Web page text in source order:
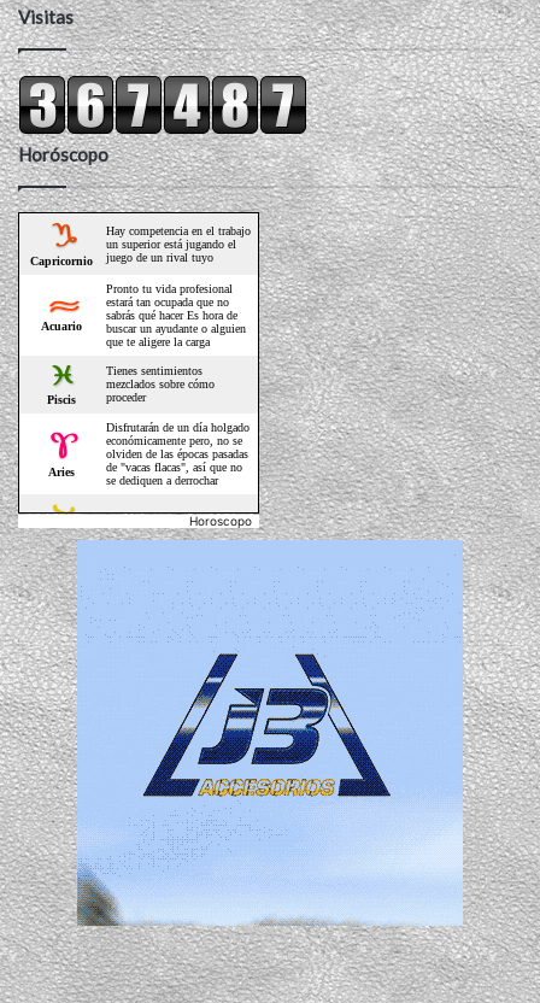
Visitas
Horóscopo
Horoscopo